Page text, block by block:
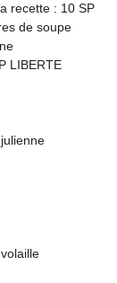
recette : 10 SP
de soupe
LIBERTE